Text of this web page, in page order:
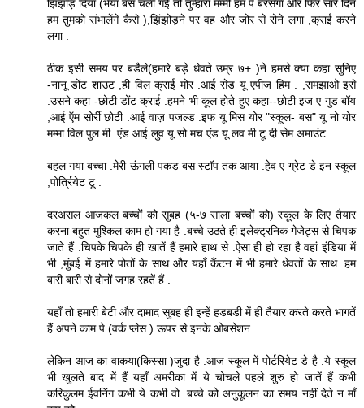
झिंझोड़ दिया (भैया बस चली गई तो तुम्हारा मम्मी हम पे बरसेगा और फिर सारे दिन
हम तुमको संभालेंगे कैसे ),झिंझोड़ने पर वह और जोर से रोने लगा ,क्राई करने
लगा .
ठीक इसी समय पर बडैले(हमारे बड़े धेवते उम्र ७+ )ने हमसे क्या कहा सुनिए
-नानू डोंट शाउट ,ही विल क्राई मोर .आई सेड यू एपीज हिम . ,समझाओ इसे
.उसने कहा -छोटी डोंट क्राई .हमने भी कूल होते हुए कहा--छोटी इज ए गुड बॉय
,आई ऍम सोर्री छोटी .आई वाज़ पजल्ड .इफ यू मिस योर "स्कूल- बस" यू नो योर
मम्मा विल पुल मी .एंड आई लुव यू सो मच एंड यू लव मी टू दी सेम अमाउंट .
बहल गया बच्चा .मेरी ऊंगली पकड बस स्टॉप तक आया .हेव ए ग्रेट डे इन स्कूल
,पोर्त्रियेट टू .
दरअसल आजकल बच्चों को सुबह (५-७ साला बच्चों को) स्कूल के लिए तैयार
करना बहुत मुश्किल काम हो गया है .बच्चे उठते ही इलेक्ट्रनिक गेजेट्स से चिपक
जाते हैं .चिपके चिपके ही खातें हैं हमारे हाथ से .ऐसा ही हो रहा है वहां इंडिया में
भी ,मुंबई में हमारे पोतों के साथ और यहाँ कैंटन में भी हमारे धेवतों के साथ .हम
बारी बारी से दोनों जगह रहतें हैं .
यहाँ तो हमारी बेटी और दामाद सुबह ही इन्हें हडबडी में ही तैयार करते करते भागतें
हैं अपने काम पे (वर्क प्लेस ) ऊपर से इनके ओबसेशन .
लेकिन आज का वाकया(किस्सा )जुदा है .आज स्कूल में पोर्टरियेट डे है .ये स्कूल
भी खुलते बाद में हैं यहाँ अमरीका में ये चोचले पहले शुरु हो जातें हैं कभी
करिकुलम ईवनिंग कभी ये कभी वो .बच्चे को अनुकूलन का समय नहीं देते न माँ